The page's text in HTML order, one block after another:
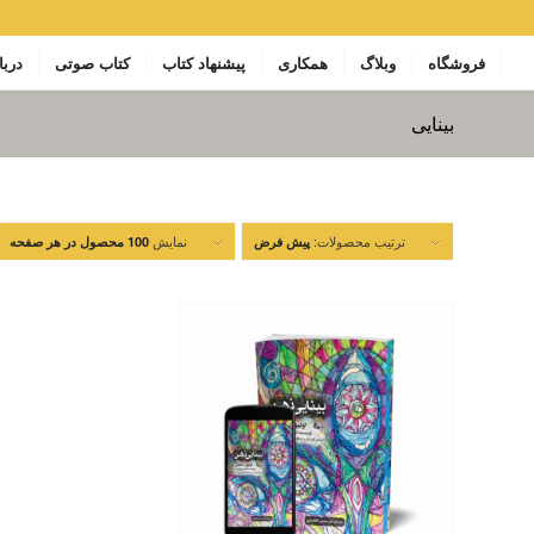
فروشگاه وبلاگ همکاری پیشنهاد کتاب کتاب صوتی
بینایی
ترتیب محصولات: پیش فرض نمایش 100 محصول در هر صفحه